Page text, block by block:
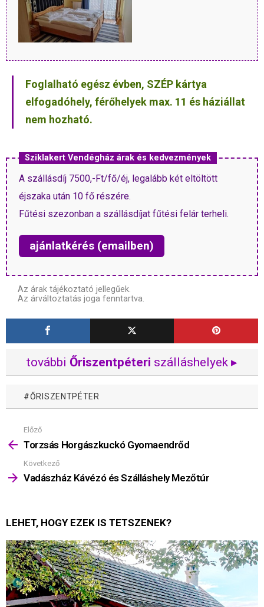
Foglalható egész évben, SZÉP kártya
elfogadóhely, férőhelyek max. 11 és háziállat
nem hozható.
Sziklakert Vendégház árak és kedvezmények
A szállásdíj 7500,-Ft/fő/éj, legalább két eltöltött
éjszaka után 10 fő részére.
Fűtési szezonban a szállásdíjat fűtési felár terheli.
ajánlatkérés (emailben)
Az árak tájékoztató jellegűek.
Az árváltoztatás joga fenntartva.
további Őriszentpéteri szálláshelyek ▸
ŐRISZENTPÉTER
Mutass
többet
Előző
Torzsás Horgászkuckó Gyomaendrőd
Következő
Vadászház Kávézó és Szálláshely Mezőtúr
LEHET, HOGY EZEK IS TETSZENEK?